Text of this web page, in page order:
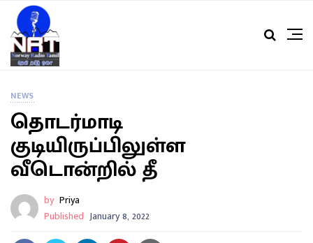
NEWS
தொடர்மாடி
குடியிருப்பிலுள்ள
வீடொன்றில் தீ
by Priya
Published January 8, 2022